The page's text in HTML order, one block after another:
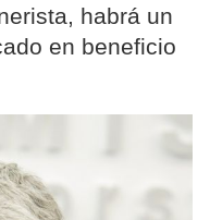
habrá un
en beneficio